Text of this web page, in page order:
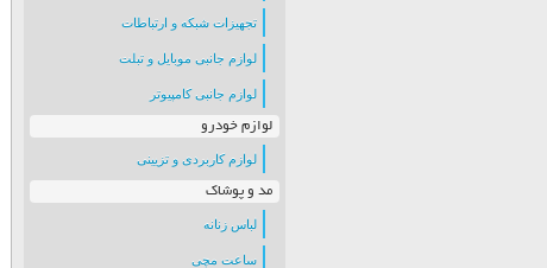
تجهیزات شبکه و ارتباطات
لوازم جانبی موبایل و تبلت
لوازم جانبی کامپیوتر
لوازم خودرو
لوازم کاربردی و تزیینی
مد و پوشاک
لباس زنانه
ساعت مچی